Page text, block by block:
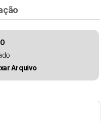
Arquivo